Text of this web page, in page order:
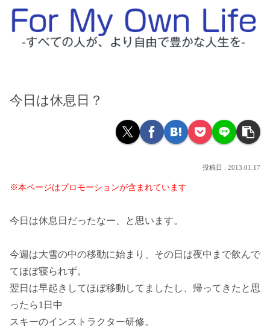
今日は休息日？
2013.01.17
※本ページはプロモーションが含まれています
今日は休息日だったなー、と思います。
今週は大雪の中の移動に始まり、その日は夜中まで飲んで
てほぼ寝られず。
翌日は早起きしてほぼ移動してましたし、帰ってきたと思
ったら1日中
スキーのインストラクター研修。